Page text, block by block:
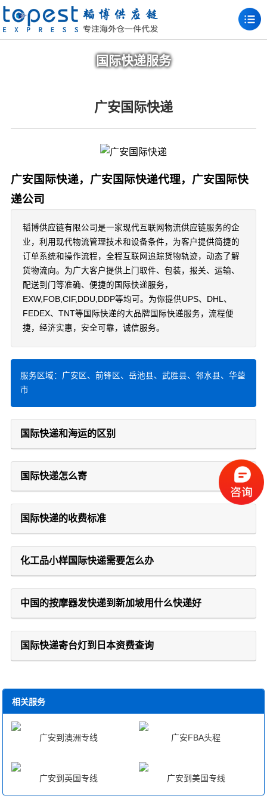
国际快递服务
广安国际快递
广安国际快递，广安国际快递代理，广安国际快
递公司
韬博供应链有限公司是一家现代互联网物流供应链服务的企
业，利用现代物流管理技术和设备条件，为客户提供简捷的
订单系统和操作流程，全程互联网追踪货物轨迹，动态了解
货物流向。为广大客户提供上门取件、包装，报关、运输、
配送到门等准确、便捷的国际快递服务，
EXW,FOB,CIF,DDU,DDP等均可。为你提供UPS、DHL、
FEDEX、TNT等国际快递的大品牌国际快递服务，流程便
捷，经济实惠，安全可靠，诚信服务。
服务区域：广安区、前锋区、岳池县、武胜县、邻水县、华蓥
市
国际快递和海运的区别
国际快递怎么寄
国际快递的收费标准
化工品小样国际快递需要怎么办
中国的按摩器发快递到新加坡用什么快递好
国际快递寄台灯到日本资费查询
相关服务
广安到澳洲专线 广安FBA头程
广安到英国专线 广安到美国专线